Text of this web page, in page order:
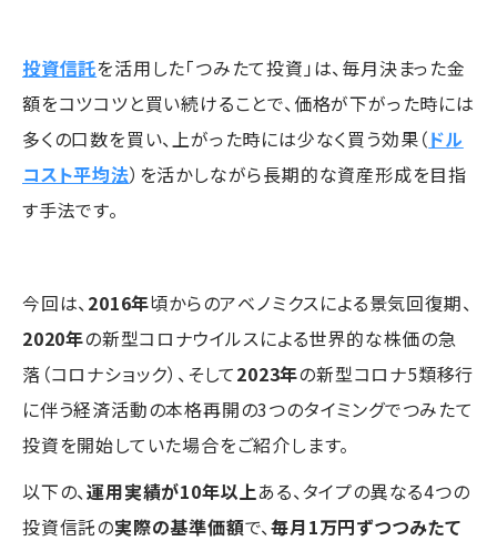
投資信託を活用した「つみたて投資」は、毎月決まった金
額をコツコツと買い続けることで、価格が下がった時には
多くの口数を買い、上がった時には少なく買う効果（ドル
コスト平均法）を活かしながら長期的な資産形成を目指
す手法です。
今回は、2016年頃からのアベノミクスによる景気回復期、
2020年の新型コロナウイルスによる世界的な株価の急
落（コロナショック）、そして2023年の新型コロナ5類移行
に伴う経済活動の本格再開の3つのタイミングでつみたて
投資を開始していた場合をご紹介します。
以下の、運用実績が10年以上ある、タイプの異なる4つの
投資信託の実際の基準価額で、毎月1万円ずつつみたて